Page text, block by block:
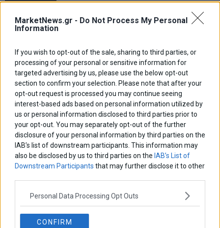
MarketNews.gr - Do Not Process My Personal
Information
If you wish to opt-out of the sale, sharing to third parties, or
processing of your personal or sensitive information for
targeted advertising by us, please use the below opt-out
section to confirm your selection. Please note that after your
opt-out request is processed you may continue seeing
interest-based ads based on personal information utilized by
us or personal information disclosed to third parties prior to
your opt-out. You may separately opt-out of the further
disclosure of your personal information by third parties on the
IAB’s list of downstream participants. This information may
also be disclosed by us to third parties on the IAB’s List of
Downstream Participants that may further disclose it to other
Personal Data Processing Opt Outs
CONFIRM
Πλοήγηση
ΠΡΟΗΓΟΥΜΕΝΟ ΑΡΘΡΟ
Previous
Ποια πρόσωπα θα
Τσίπρα
ΕΠΟΜΕΝΟ ΑΡΘΡΟ
ΑΡΘΡΟΓΡΑΦΟΙ
Ελευθερία Κούρταλη
Οι «τιμωροί» των ομολόγων επέστρεψαν
Εύη Φραγκάκη
Η αληθινή παιδεία ξεκινά από την ψυχή…
Δημήτρης Καμπουράκης